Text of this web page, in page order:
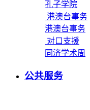
孔子学院
港澳台事务
港澳台事务
对口支援
同济学术周
公共服务